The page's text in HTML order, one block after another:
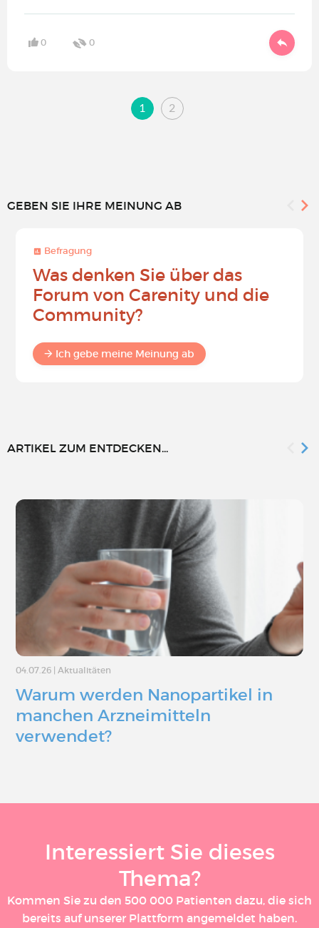
0 0
1 2
GEBEN SIE IHRE MEINUNG AB
Befragung
Was denken Sie über das
Forum von Carenity und die
Community?
Ich gebe meine Meinung ab
ARTIKEL ZUM ENTDECKEN...
04.07.26 Aktualitäten
Warum werden Nanopartikel in
manchen Arzneimitteln
verwendet?
Interessiert Sie dieses
Thema?
Kommen Sie zu den 500 000 Patienten dazu, die sich
bereits auf unserer Plattform angemeldet haben.